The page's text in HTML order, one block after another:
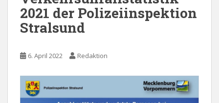
2021 der Polizeiinspektion
Stralsund
6. April 2022 Redaktion